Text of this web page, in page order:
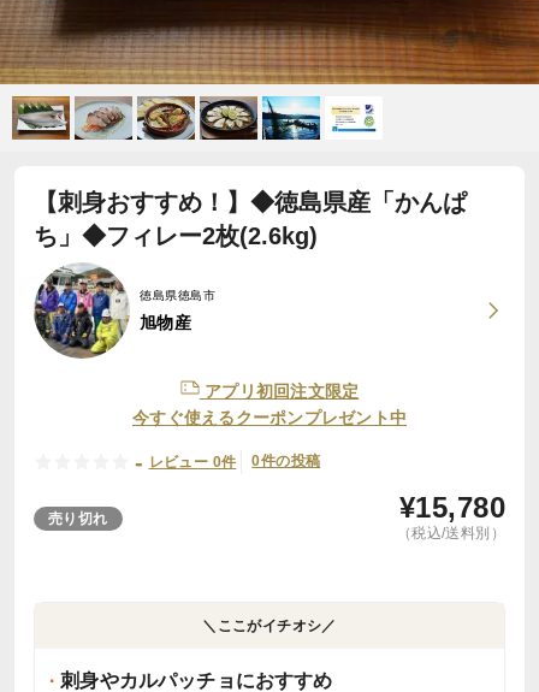
【刺身おすすめ！】◆徳島県産「かんぱ
ち」◆フィレー2枚(2.6kg)
徳島県徳島市
旭物産
アプリ初回注文限定
今すぐ使えるクーポンプレゼント中
- レビュー 0件 0件の投稿
売り切れ ¥15,780
（税込/送料別）
＼ここがイチオシ／
刺身やカルパッチョにおすすめ